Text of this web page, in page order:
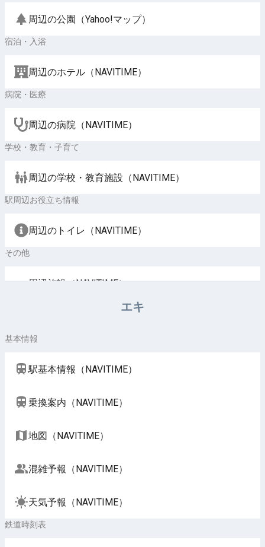
周辺の公園（Yahoo!マップ）
宿泊・入浴
周辺のホテル（NAVITIME）
病院・医療
周辺の病院（NAVITIME）
学校・教育・子育て
周辺の学校・教育施設（NAVITIME）
駅周辺お役立ち情報
周辺のトイレ（NAVITIME）
その他
周辺施設（NAVITIME）
エキ
基本情報
駅基本情報（NAVITIME）
乗換案内（NAVITIME）
地図（NAVITIME）
混雑予報（NAVITIME）
天気予報（NAVITIME）
鉄道時刻表